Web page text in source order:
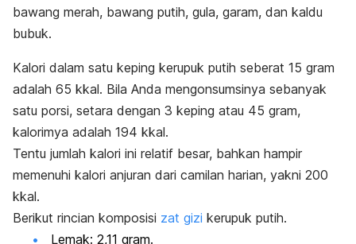
bawang merah, bawang putih, gula, garam, dan kaldu
bubuk.
Kalori dalam satu keping kerupuk putih seberat 15 gram
adalah 65 kkal. Bila Anda mengonsumsinya sebanyak
satu porsi, setara dengan 3 keping atau 45 gram,
kalorimya adalah 194 kkal.
Tentu jumlah kalori ini relatif besar, bahkan hampir
memenuhi kalori anjuran dari camilan harian, yakni 200
kkal.
Berikut rincian komposisi zat gizi kerupuk putih.
Lemak: 2,11 gram.